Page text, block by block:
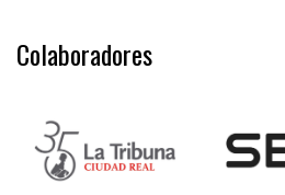
Colaboradores